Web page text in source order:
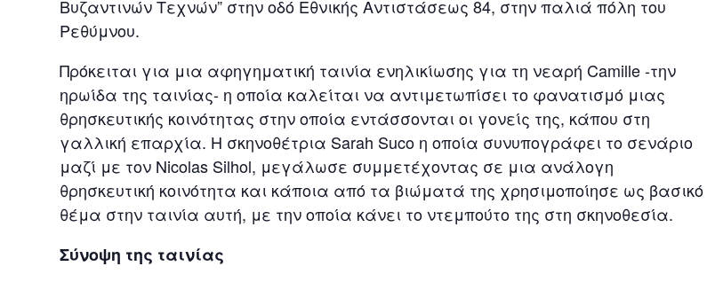
Βυζαντινών Τεχνών” στην οδό Εθνικής Αντιστάσεως 84, στην παλιά πόλη του
Ρεθύμνου.
Πρόκειται για μια αφηγηματική ταινία ενηλικίωσης για τη νεαρή Camille -την
ηρωίδα της ταινίας- η οποία καλείται να αντιμετωπίσει το φανατισμό μιας
θρησκευτικής κοινότητας στην οποία εντάσσονται οι γονείς της, κάπου στη
γαλλική επαρχία. Η σκηνοθέτρια Sarah Suco η οποία συνυπογράφει το σενάριο
μαζί με τον Nicolas Silhol, μεγάλωσε συμμετέχοντας σε μια ανάλογη
θρησκευτική κοινότητα και κάποια από τα βιώματά της χρησιμοποίησε ως βασικό
θέμα στην ταινία αυτή, με την οποία κάνει το ντεμπούτο της στη σκηνοθεσία.
Σύνοψη της ταινίας